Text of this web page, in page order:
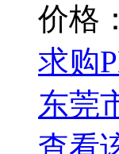
价格
求购
东莞
查看